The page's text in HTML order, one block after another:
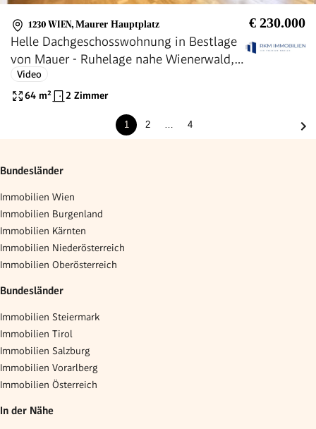
1230 WIEN, Maurer Hauptplatz € 230.000
Helle Dachgeschosswohnung in Bestlage
von Mauer - Ruhelage nahe Wienerwald,
Weinbergen und Heurigen
Video
64 m² 2 Zimmer
1 2 4
Bundesländer
Immobilien Wien
Immobilien Burgenland
Immobilien Kärnten
Immobilien Niederösterreich
Immobilien Oberösterreich
Bundesländer
Immobilien Steiermark
Immobilien Tirol
Immobilien Salzburg
Immobilien Vorarlberg
Immobilien Österreich
In der Nähe